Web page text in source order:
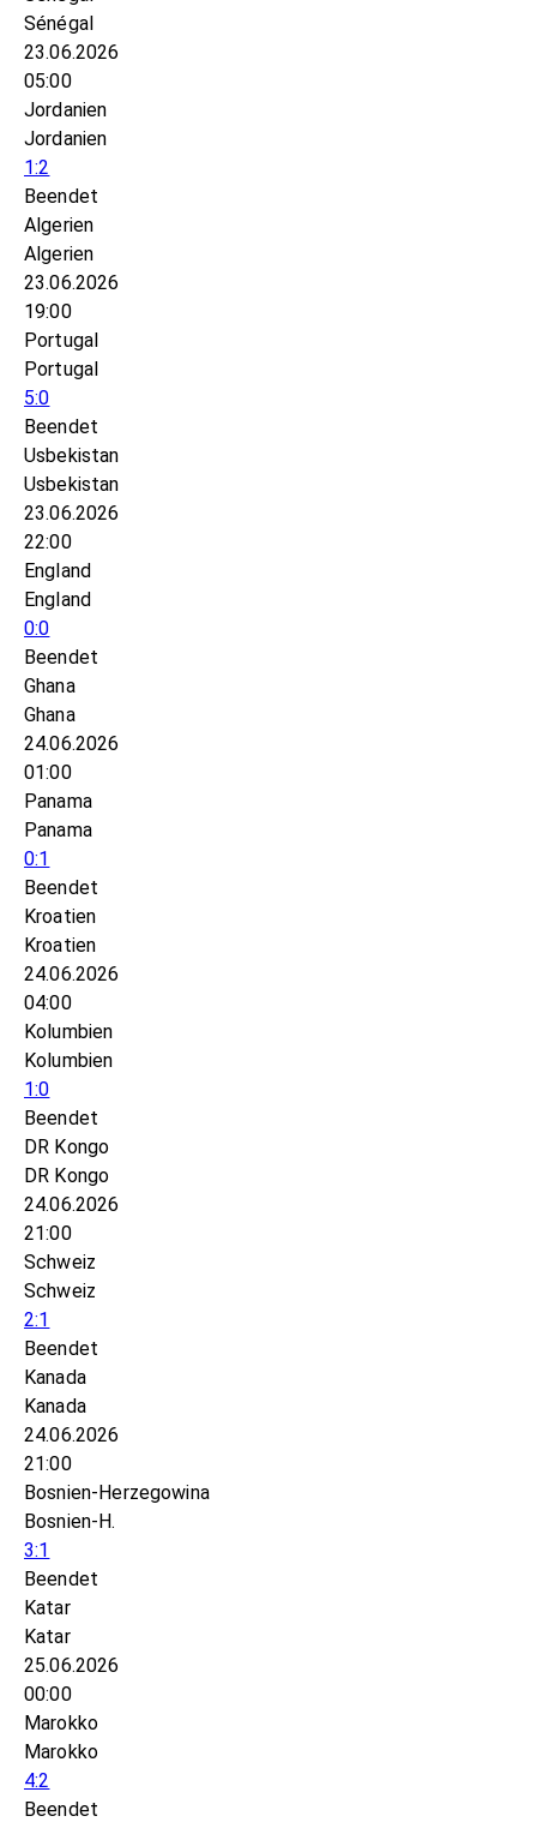
Sénégal
23.06.2026
05:00
Jordanien
Jordanien
1:2
Beendet
Algerien
Algerien
23.06.2026
19:00
Portugal
Portugal
5:0
Beendet
Usbekistan
Usbekistan
23.06.2026
22:00
England
England
0:0
Beendet
Ghana
Ghana
24.06.2026
01:00
Panama
Panama
0:1
Beendet
Kroatien
Kroatien
24.06.2026
04:00
Kolumbien
Kolumbien
1:0
Beendet
DR Kongo
DR Kongo
24.06.2026
21:00
Schweiz
Schweiz
2:1
Beendet
Kanada
Kanada
24.06.2026
21:00
Bosnien-Herzegowina
Bosnien-H.
3:1
Beendet
Katar
Katar
25.06.2026
00:00
Marokko
Marokko
4:2
Beendet